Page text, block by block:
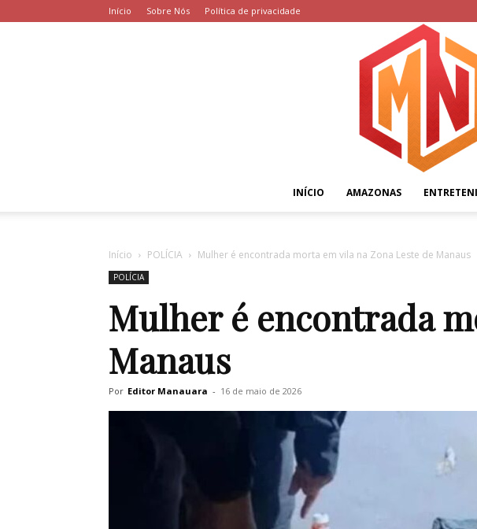
Início Sobre Nós Política de privacidade
INÍCIO AMAZONAS
Início POLÍCIA Mulher é encontrada morta em vila na Zona Leste de Manaus
POLÍCIA
Mulher é encontrada
Manaus
Por Editor Manauara - 16 de maio de 2026